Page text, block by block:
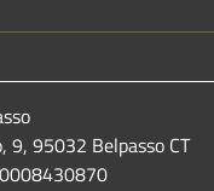
9, 95032 Belpasso CT